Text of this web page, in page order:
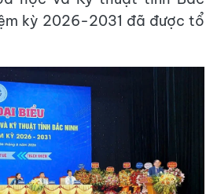
kỳ 2026-2031 đã được tổ